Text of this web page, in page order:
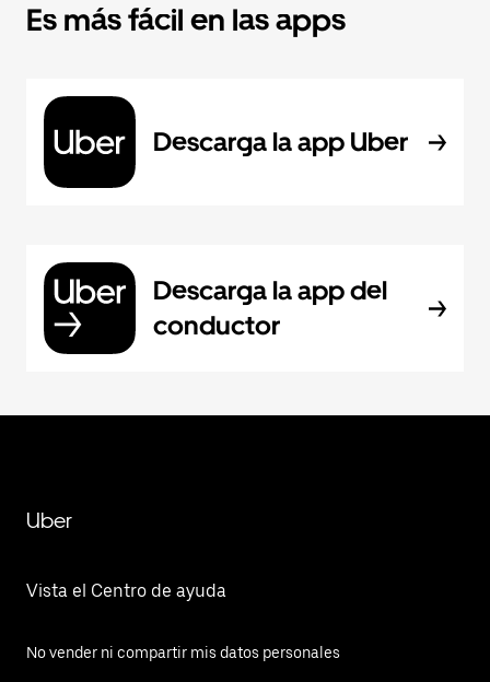
Es más fácil en las apps
Descarga la app Uber
Descarga la app del
conductor
Uber
Vista el Centro de ayuda
No vender ni compartir mis datos personales